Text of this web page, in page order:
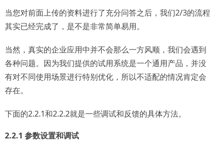
当您对前面上传的资料进行了充分问答之后，我们2/3的流程
其实已经完成了，是不是非常简单易用。
当然，真实的企业应用中并不会那么一方风顺，我们会遇到
各种问题。因为我们提供的试用系统是一个通用产品，并没
有对不同使用场景进行特别优化，所以不适配的情况肯定会
存在。
下面的2.2.1和2.2.2就是一些调试和反馈的具体方法。
2.2.1 参数设置和调试